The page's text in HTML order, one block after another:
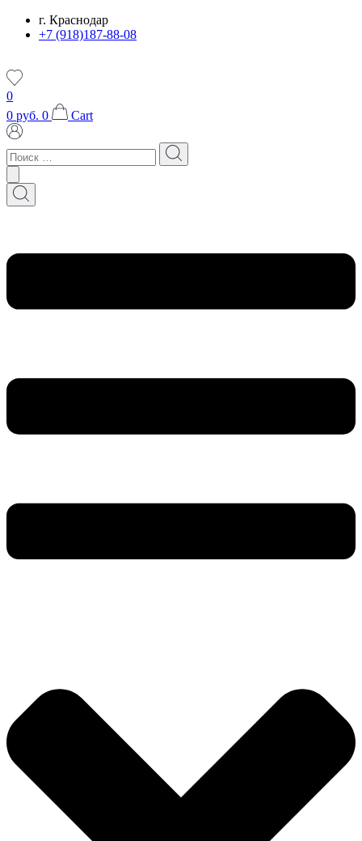
Перейтиг. Краснодар
+7 (918)187-88-08
0
0 руб. 0 Cart